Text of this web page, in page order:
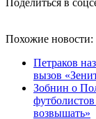
Похожие новости:
Петраков
вызов
Зобнин о
возвышать»